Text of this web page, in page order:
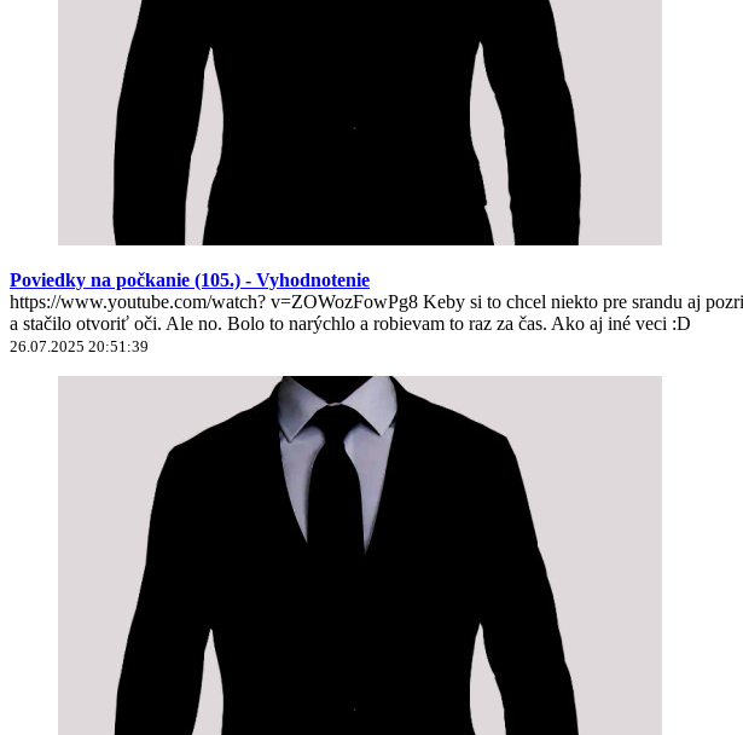
Poviedky na počkanie (105.) - Vyhodnotenie
https://www.youtube.com/watch? v=ZOWozFowPg8 Keby si to chcel niekto pre srandu aj
a stačilo otvoriť oči. Ale no. Bolo to narýchlo a robievam to raz za čas. Ako aj iné veci :D
26.07.2025 20:51:39